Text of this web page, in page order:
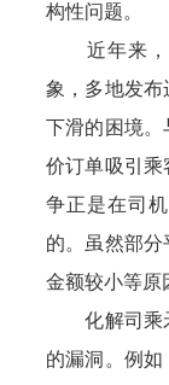
构性问题。
近年来，
象，多地发布
下滑的困境。
价订单吸引乘
争正是在司
的。虽然部分
金额较小等原
化解司乘矛
的漏洞。例